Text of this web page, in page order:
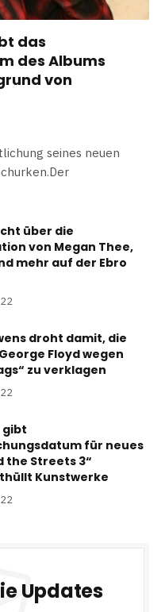
das
des Albums
von
seines neuen
über die
von Megan Thee,
mehr auf der Ebro
droht damit, die
Floyd wegen
zu verklagen
gibt
für neues
the Streets 3“
Kunstwerke
Updates